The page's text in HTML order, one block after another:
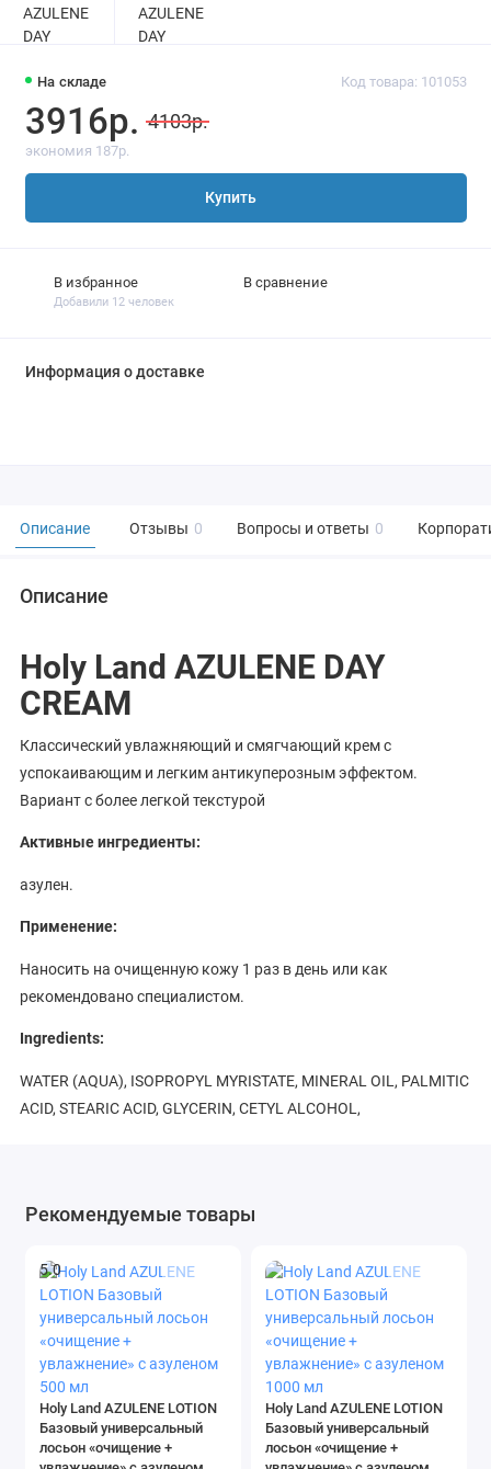
На складе Код товара: 101053
3916р. 4103р.
экономия 187р.
Купить
В избранное
Добавили 12 человек
В сравнение
Информация о доставке
Описание Отзывы 0 Вопросы и ответы 0
Описание
Holy Land AZULENE DAY
CREAM
Классический увлажняющий и смягчающий крем с
успокаивающим и легким антикуперозным эффектом.
Вариант с более легкой текстурой
Активные ингредиенты:
азулен.
Применение:
Наносить на очищенную кожу 1 раз в день или как
рекомендовано специалистом.
Ingredients:
WATER (AQUA), ISOPROPYL MYRISTATE, MINERAL OIL, PALMITIC
ACID, STEARIC ACID, GLYCERIN, CETYL ALCOHOL,
Рекомендуемые товары
5.0
Holy Land AZULENE LOTION
Базовый универсальный
лосьон «очищение +
Holy Land AZULENE LOTION
Базовый универсальный
лосьон «очищение +